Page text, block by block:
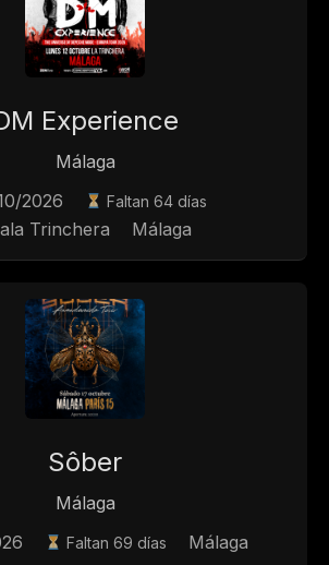
Experience
Málaga
2026
Faltan 64 días
Trinchera Málaga
Sôber
Málaga
Faltan 69 días Málaga